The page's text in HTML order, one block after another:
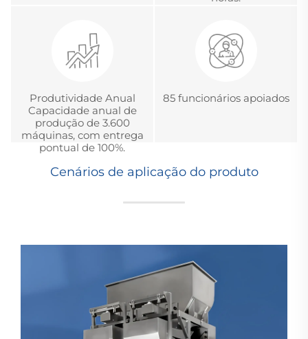
Produtividade Anual
Capacidade anual de
produção de 3.600
máquinas, com entrega
pontual de 100%.
85 funcionários apoiados
Cenários de aplicação do produto